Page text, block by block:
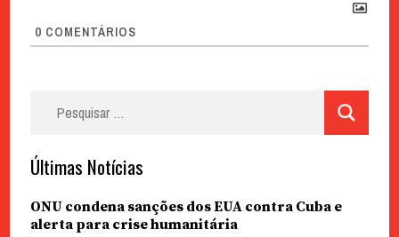
0 COMENTÁRIOS
Últimas Notícias
ONU condena sanções dos EUA contra Cuba e
alerta para crise humanitária